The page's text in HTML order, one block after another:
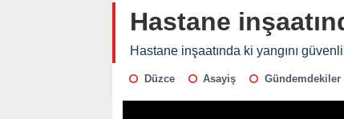
Hastane
Hastane inşaatında ki yangını
Düzce Asayiş Gündemdekiler